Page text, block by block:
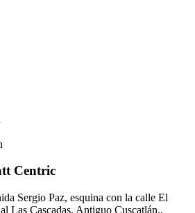
Centric
Sergio Paz, esquina con la calle El
Las Cascadas. Antiguo Cuscatlán.,